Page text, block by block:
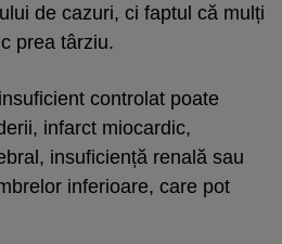
de cazuri, ci faptul că mulți
prea târziu.
controlat poate
infarct miocardic,
insuficiență renală sau
inferioare, care pot